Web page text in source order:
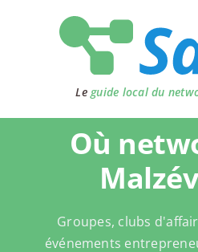
Le guide local du
Où
Groupes, clubs
événements